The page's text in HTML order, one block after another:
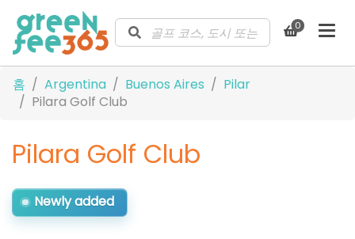
0
홈 Argentina Buenos Aires
Pilar
Pilara Golf Club
Pilara Golf Club
Newly added